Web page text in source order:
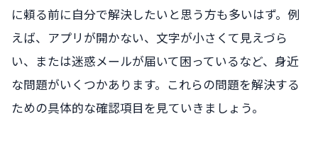
に頼る前に自分で解決したいと思う方も多いはず。例
えば、アプリが開かない、文字が小さくて見えづら
い、または迷惑メールが届いて困っているなど、身近
な問題がいくつかあります。これらの問題を解決する
ための具体的な確認項目を見ていきましょう。